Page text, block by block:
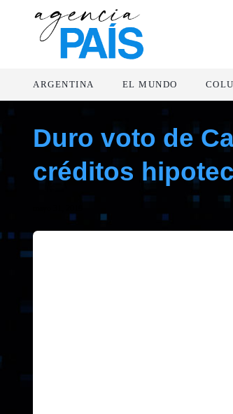
ARGENTINA EL MUNDO
Duro voto de
créditos